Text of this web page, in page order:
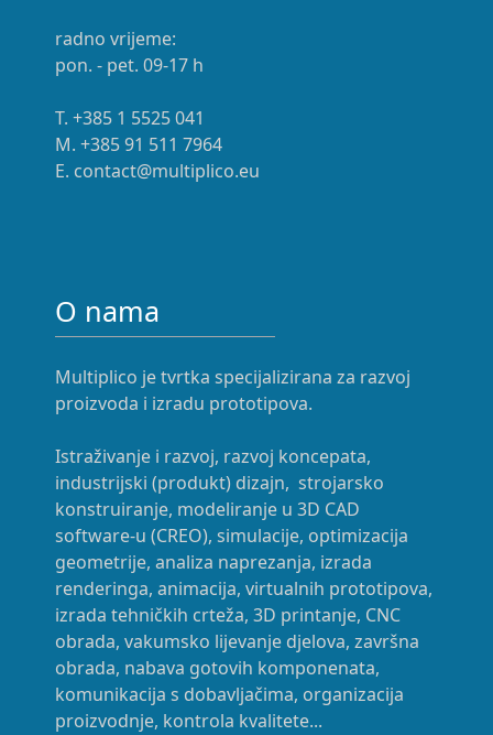
radno vrijeme:
pon. - pet. 09-17 h
T. +385 1 5525 041
M. +385 91 511 7964
E. contact@multiplico.eu
O nama
Multiplico je tvrtka specijalizirana za razvoj
proizvoda i izradu prototipova.
Istraživanje i razvoj, razvoj koncepata,
industrijski (produkt) dizajn, strojarsko
konstruiranje, modeliranje u 3D CAD
software-u (CREO), simulacije, optimizacija
geometrije, analiza naprezanja, izrada
renderinga, animacija, virtualnih prototipova,
izrada tehničkih crteža, 3D printanje, CNC
obrada, vakumsko lijevanje djelova, završna
obrada, nabava gotovih komponenata,
komunikacija s dobavljačima, organizacija
proizvodnje, kontrola kvalitete...